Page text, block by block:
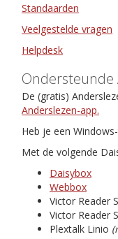
Standaarden
Veelgestelde vragen
Helpdesk
Ondersteunde
De (gratis)
Anderslezen-app.
Heb je een
Met de volgende
Daisybox
Webbox
Victor Reader
Victor Reader
Plextalk Linio